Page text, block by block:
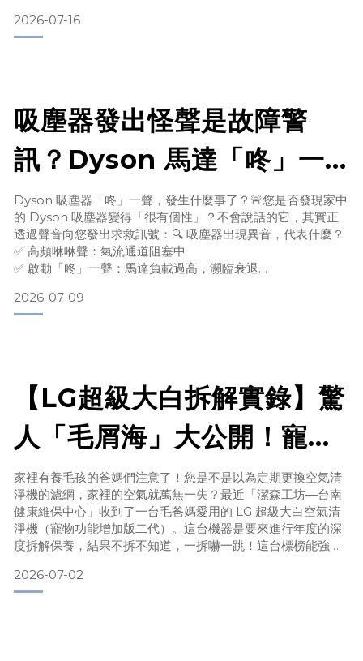
保養讓您的吸塵器恢復強勁吸力。🛠️ 常見問題 FAQ：技師為
您解答Q1：吸塵器啟動時斷斷續續、吸一下停一下，到底怎麼
2026-07-16
吸塵器發出怪聲是故障警
訊？Dyson 馬達「咚」一
聲的深度解析與維修指南
Dyson 吸塵器「咚」一聲，發生什麼事了？🚨您是否發現家中
的 Dyson 吸塵器變得「很有個性」？不會說話的它，其實正
透過聲音向您發出求救訊號：🔍 吸塵器出現異音，代表什麼？
✅ 高頻咻咻聲：氣流通道阻塞中
✅ 啟動「咚」一聲：馬達負載過高，瀕臨衰退
的維修現場，技師團隊頻繁收到用戶諮詢：「為什麼我的
Dyson 吸塵器啟動時會發出『咚』的一聲？是不是馬達壞
2026-07-09
【LG超級大白拆解實錄】驚
人「毛屑海」大公開！寵物
版空氣清淨機深層清潔保養
推薦
家裡有養毛孩的爸媽們注意了！您是不是以為定期更換空氣清
淨機的濾網，家裡的空氣就萬無一失？最近「潔森工坊—台南
健康維保中心」收到了一台毛爸媽愛用的 LG 超級大白空氣清
淨機（寵物功能增加版二代）。這台機器是要來進行年度的深
度拆解保養，結果不拆不知道，一拆嚇一跳！這台標榜能強力
深褐色「毛屑海」給完全吞噬了！ 🔍 破題解密：明明有裝濾
網，機器內部為什麼還能卡成這樣？很多人好奇，天天都有換
2026-07-02